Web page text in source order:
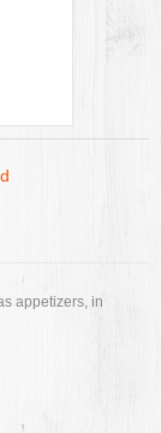
appetizers, in